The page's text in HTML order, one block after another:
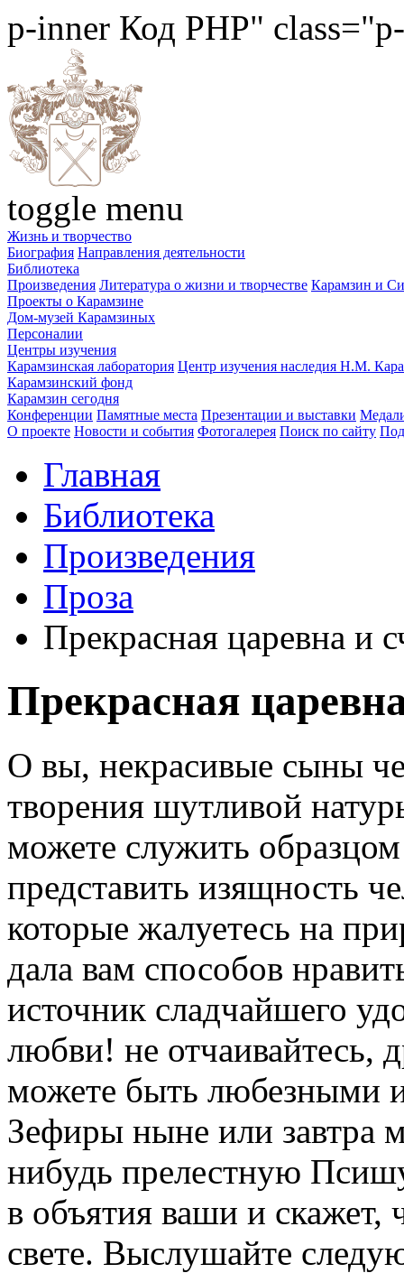
p-inner Код PHP"
toggle menu
Жизнь и творчество
Биография Направления деятельности
Библиотека
Произведения Литература о жизни и творчестве Карамзин и
Проекты о Карамзине
Дом-музей Карамзиных
Персоналии
Центры изучения
Карамзинская лаборатория Центр изучения наследия Н.М.
Карамзинский фонд
Карамзин сегодня
Конференции Памятные места Презентации и выставки
О проекте Новости и события Фотогалерея Поиск по сайту
Главная
Библиотека
Произведения
Проза
Прекрасная царевна и
Прекрасная
О вы, некрасивые сыны
творения шутливой
можете служить
представить изящность
которые жалуетесь на
дала вам способов
источник сладчайшего
любви! не отчаивайтесь,
можете быть любезными
Зефиры ныне или завтра
нибудь прелестную
в объятия ваши и скажет,
свете. Выслушайте